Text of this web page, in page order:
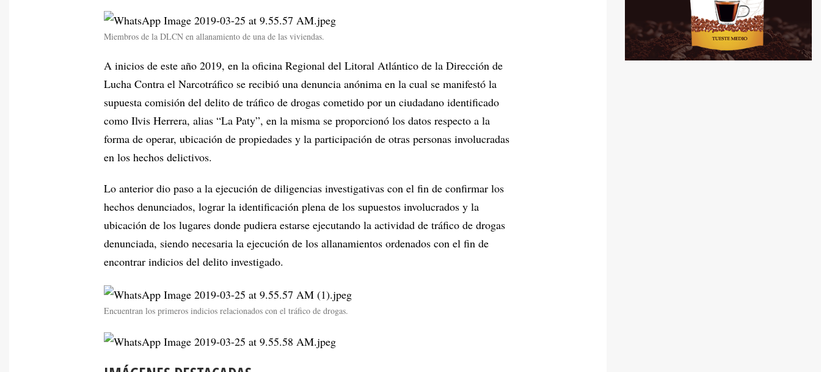
Miembros de la DLCN en allanamiento de una de las viviendas.
A inicios de este año 2019, en la oficina Regional del Litoral Atlántico de la Dirección de
Lucha Contra el Narcotráfico se recibió una denuncia anónima en la cual se manifestó la
supuesta comisión del delito de tráfico de drogas cometido por un ciudadano identificado
como Ilvis Herrera, alias “La Paty”, en la misma se proporcionó los datos respecto a la
forma de operar, ubicación de propiedades y la participación de otras personas involucradas
en los hechos delictivos.
Lo anterior dio paso a la ejecución de diligencias investigativas con el fin de confirmar los
hechos denunciados, lograr la identificación plena de los supuestos involucrados y la
ubicación de los lugares donde pudiera estarse ejecutando la actividad de tráfico de drogas
denunciada, siendo necesaria la ejecución de los allanamientos ordenados con el fin de
encontrar indicios del delito investigado.
Encuentran los primeros indicios relacionados con el tráfico de drogas.